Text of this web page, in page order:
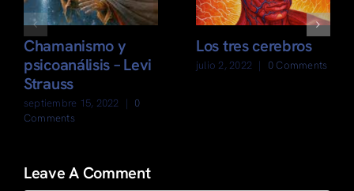
Chamanismo y
psicoanálisis – Levi
Strauss
septiembre 15, 2022 | 0
Comments
Los tres cerebros
julio 2, 2022 | 0 Comments
Leave A Comment